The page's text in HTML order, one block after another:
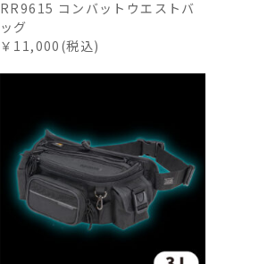
RR9615 コンバットウエストバ
ッグ
￥11,000(税込)